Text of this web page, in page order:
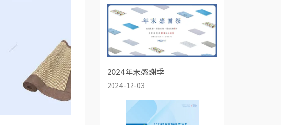
2024年末感謝季
2024-12-03